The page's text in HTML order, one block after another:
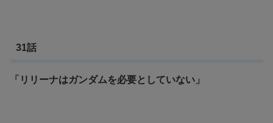
31話
「リリーナはガンダムを必要としていない」